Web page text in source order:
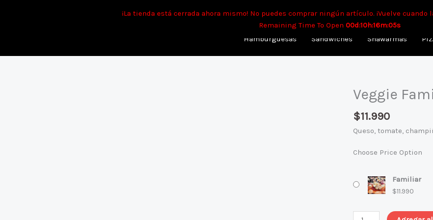
¡La tienda está cerrada ahora mismo! No puedes comprar ningún artículo. ¡Vuelve cuando
Remaining Time To Open 00d:10h:16m:05s
Tiempo aproximado para envíos a domicilio: 90 min. Para retiro:
Hamburguesas
Sandwiches Shawarmas
Veggie
$11.990
Queso, tomate,
Choose Price Option
Familiar
$11.990
Veggie
Familiar
cantidad